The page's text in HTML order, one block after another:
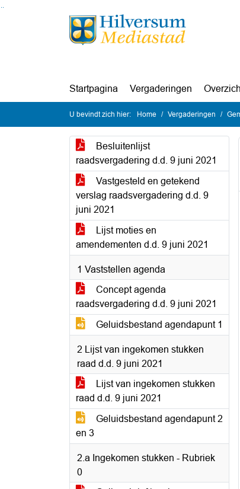
Ga naar de inhoud van deze pagina
Ga naar het zoeken
Ga naar het menu
Startpagina Vergaderingen
U bevindt zich hier: Home Vergaderingen
Besluitenlijst
raadsvergadering d.d. 9 juni 2021
Vastgesteld en getekend
verslag raadsvergadering d.d. 9
juni 2021
Lijst moties en
amendementen d.d. 9 juni 2021
1 Vaststellen agenda
Concept agenda
raadsvergadering d.d. 9 juni 2021
Geluidsbestand agendapunt 1
2 Lijst van ingekomen stukken
raad d.d. 9 juni 2021
Lijst van ingekomen stukken
raad d.d. 9 juni 2021
Geluidsbestand agendapunt 2
en 3
2.a Ingekomen stukken - Rubriek
0